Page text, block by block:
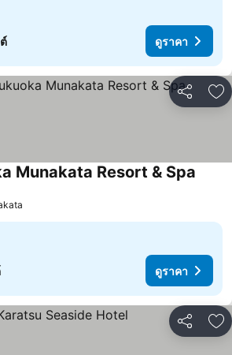
ดูราคา
แชร์ เ
Munakata Resort & Spa
ดูราคา
แชร์ เ